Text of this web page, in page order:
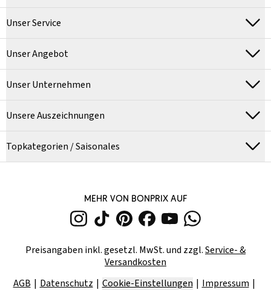
Unser Service
Unser Angebot
Unser Unternehmen
Unsere Auszeichnungen
Topkategorien / Saisonales
MEHR VON BONPRIX AUF
Preisangaben inkl. gesetzl. MwSt. und zzgl.Service- &
Versandkosten
AGB
Datenschutz Cookie-Einstellungen Impressum